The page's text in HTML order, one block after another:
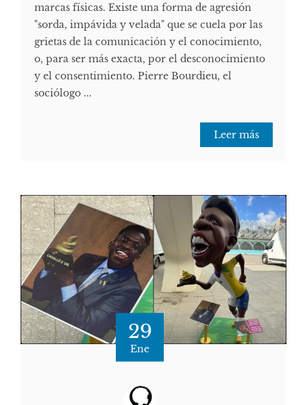
marcas físicas. Existe una forma de agresión
"sorda, impávida y velada" que se cuela por las
grietas de la comunicación y el conocimiento,
o, para ser más exacta, por el desconocimiento
y el consentimiento. Pierre Bourdieu, el
sociólogo ...
Leer más
29
Ene